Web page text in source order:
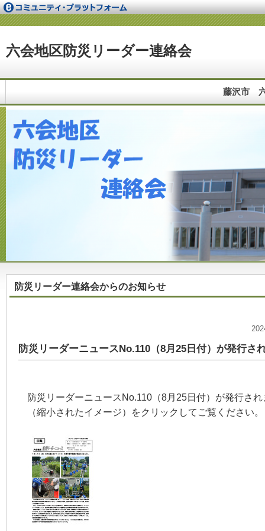
六会地区防災リーダー連絡会
藤沢市
防災リーダー連絡会からのお知らせ
防災リーダーニュースNo.110（8月25日付）が発行さ
防災リーダーニュースNo.110（8月25日付）が発行さ
（縮小されたイメージ）をクリックしてご覧ください。